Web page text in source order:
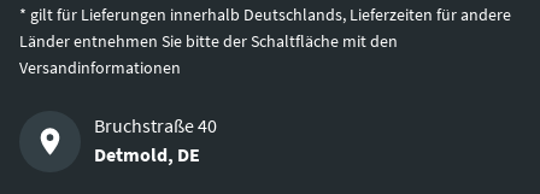
* gilt für Lieferungen innerhalb Deutschlands, Lieferzeiten für andere
Länder entnehmen Sie bitte der Schaltfläche mit den
Versandinformationen
Bruchstraße 40
Detmold, DE